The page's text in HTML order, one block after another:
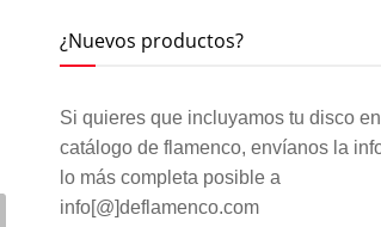
¿Nuevos productos?
Si quieres que incluyamos tu disco
catálogo de flamenco, envíanos la
lo más completa posible a
info[@]deflamenco.com